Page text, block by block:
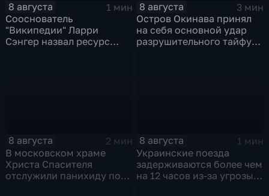
8 августа
1 мин
Сооснователь
"Википедии" Ларри
Сэнгер назвал ресурс
8 августа
3 мин
Остров Окинава принял
на себя основной удар
разрушительного тайфуна
8 августа
2 мин
В московском храме
Христа Спасителя
отслужили панихиду по
8 августа
1 мин
Украинские поезда
задерживаются более чем
на 12 часов из-за угрозы